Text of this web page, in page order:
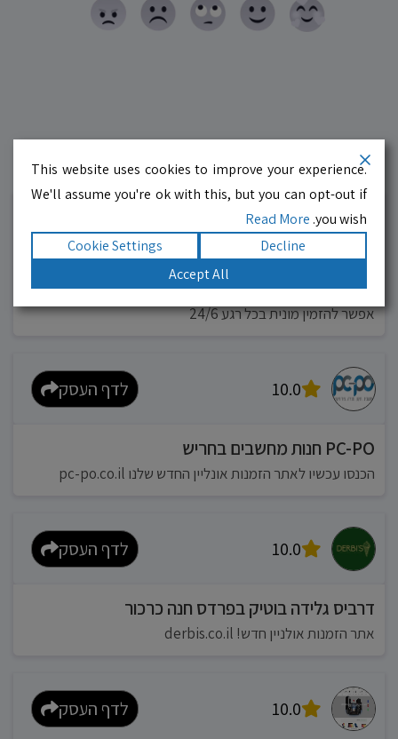
עסקים מומלצים!רוצים גם? לחצו כאן
10.0 לדף העסק
מוניות רחובות בילו
אפשר להזמין מונית בכל רגע 24/6
10.0 לדף העסק
PC-PO חנות מחשבים בחריש
הכנסו עכשיו לאתר הזמנות אונליין החדש שלנו pc-po.co.il
10.0 לדף העסק
דרביס גלידה בוטיק בפרדס חנה כרכור
אתר הזמנות אולניין חדש! derbis.co.il
10.0 לדף העסק
This website uses cookies to improve your experience.
We'll assume you're ok with this, but you can opt-out if
you wish.
Read More
Decline
Cookie Settings
Accept All